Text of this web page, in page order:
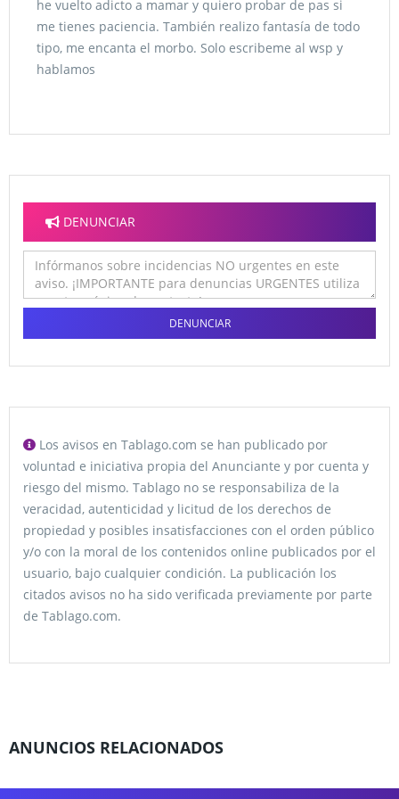
he vuelto adicto a mamar y quiero probar de pas si
me tienes paciencia. También realizo fantasía de todo
tipo, me encanta el morbo. Solo escribeme al wsp y
hablamos
DENUNCIAR
DENUNCIAR
Los avisos en Tablago.com se han publicado por
voluntad e iniciativa propia del Anunciante y por cuenta y
riesgo del mismo. Tablago no se responsabiliza de la
veracidad, autenticidad y licitud de los derechos de
propiedad y posibles insatisfacciones con el orden público
y/o con la moral de los contenidos online publicados por el
usuario, bajo cualquier condición. La publicación los
citados avisos no ha sido verificada previamente por parte
de Tablago.com.
ANUNCIOS RELACIONADOS